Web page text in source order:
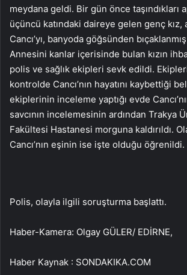
meydana geldi. Bir gün önce taşındıkları
üçüncü katındaki daireye gelen genç kız,
Cancı’yı, banyoda göğsünden
Annesini kanlar içerisinde bulan kızın
polis ve sağlık ekipleri sevk edildi.
kontrolde Cancı’nın hayatını kaybettiği
ekiplerinin inceleme yaptığı evde
savcının incelemesinin ardından Trakya
Fakültesi Hastanesi morguna kaldırıldı.
Cancı’nın eşinin ise işte olduğu öğrenildi.
Polis, olayla ilgili soruşturma başlattı.
Haber-Kamera: Olgay GÜLER/ EDİRNE,
Haber Kaynak : SONDAKIKA.COM